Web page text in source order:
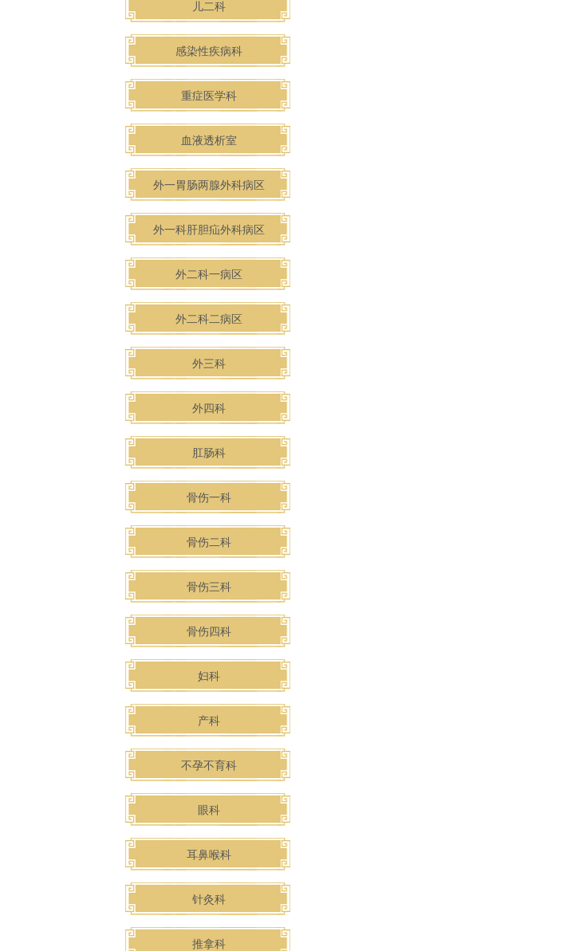
儿二科
感染性疾病科
重症医学科
血液透析室
外一胃肠两腺外科病区
外一科肝胆疝外科病区
外二科一病区
外二科二病区
外三科
外四科
肛肠科
骨伤一科
骨伤二科
骨伤三科
骨伤四科
妇科
产科
不孕不育科
眼科
耳鼻喉科
针灸科
推拿科